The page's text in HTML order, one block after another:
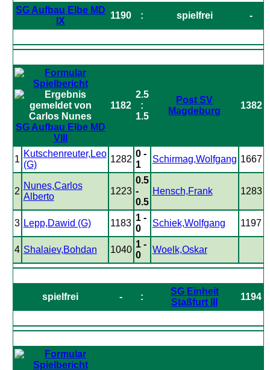
SG Aufbau Elbe MD
IX
1190 : spielfrei -
SG Aufbau Elbe MD
VIII
1182
2.5
:
1.5
Post SV
Magdeburg
1382
1
Kutschenreuter,Leo
(G)
1282
0 -
1
Schirmag,Wolfgang 1667
2
Nunes,Carlos
Alberto
1223
0.5
-
0.5
Hensch,Frank 1283
3 Lepp,Dawid (G) 1183
1 -
0
Schiek,Wolfgang 1197
4 Shalaiev,Bohdan 1040
1 -
0
Woelk,Oskar
spielfrei - :
SG Einheit
Staßfurt III
1194